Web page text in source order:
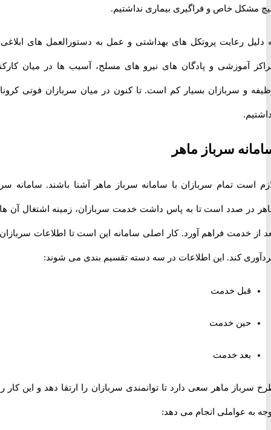
خاص و فراگیری بیماری نداشتیم.
رعایت پروتکل های بهداشتی و عمل به دستورالعمل های ابلاغی به
آموزشی و پادگان های نیرو های مسلح، آسیب ها در میان کارکنان
و سربازان بسیار کم است. تا کنون در میان سربازان فوتی کرونایی
سرباز ماهر
تمام سربازان با سامانه سرباز ماهر آشنا باشند. سامانه سرباز
صدد است تا به پاس داشت خدمت سربازان، زمینه اشتغال آن ها را
خدمت فراهم آورد. کار اصلی سامانه این است تا اطلاعات سربازان را
کند. این اطلاعات در سه دسته تقسیم بندی می شوند:
قبل خدمت
حین خدمت
بعد خدمت
ماهر سعی دارد تا توانمندی سربازان را ارتقا دهد و این کار را با
عواملی انجام می دهد: